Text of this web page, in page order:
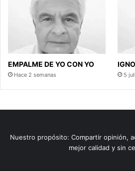
EMPALME DE YO CON YO
Hace 2 semanas 5
Nuestro propósito: Compartir opinión,
mejor calidad y sin